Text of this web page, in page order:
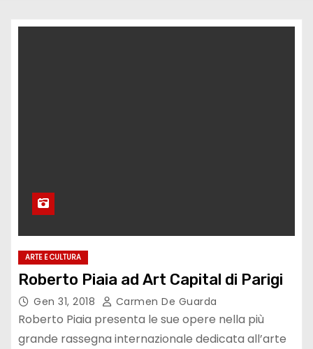
ARTE E CULTURA
Roberto Piaia ad Art Capital di Parigi
Gen 31, 2018 Carmen De Guarda
Roberto Piaia presenta le sue opere nella più
grande rassegna internazionale dedicata all’arte